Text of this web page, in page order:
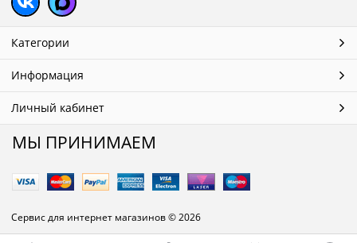
Категории
Информация
Личный кабинет
МЫ ПРИНИМАЕМ
Сервис для интернет магазинов© 2026